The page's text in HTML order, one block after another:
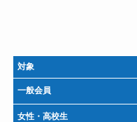
対象
一般会員
女性・高校生